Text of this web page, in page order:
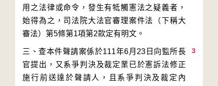
用之法律或命令，發生有牴觸憲法之疑義者，
始得為之，司法院大法官審理案件法（下稱大
3
三、查本件聲請案係於111年6月23日向監所長
官提出，又系爭判決及裁定業已於憲訴法修正
施行前送達於聲請人，且系爭判決及裁定內